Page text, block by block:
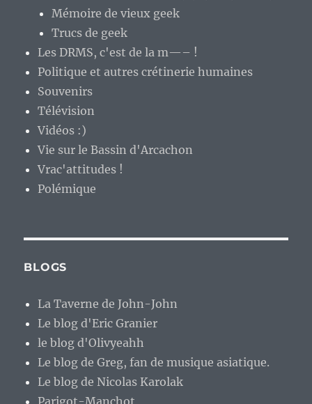
Mémoire de vieux geek
Trucs de geek
Les DRMS, c'est de la m—– !
Politique et autres crétinerie humaines
Souvenirs
Télévision
Vidéos :)
Vie sur le Bassin d'Arcachon
Vrac'attitudes !
Polémique
BLOGS
La Taverne de John-John
Le blog d'Eric Granier
le blog d'Olivyeahh
Le blog de Greg, fan de musique asiatique.
Le blog de Nicolas Karolak